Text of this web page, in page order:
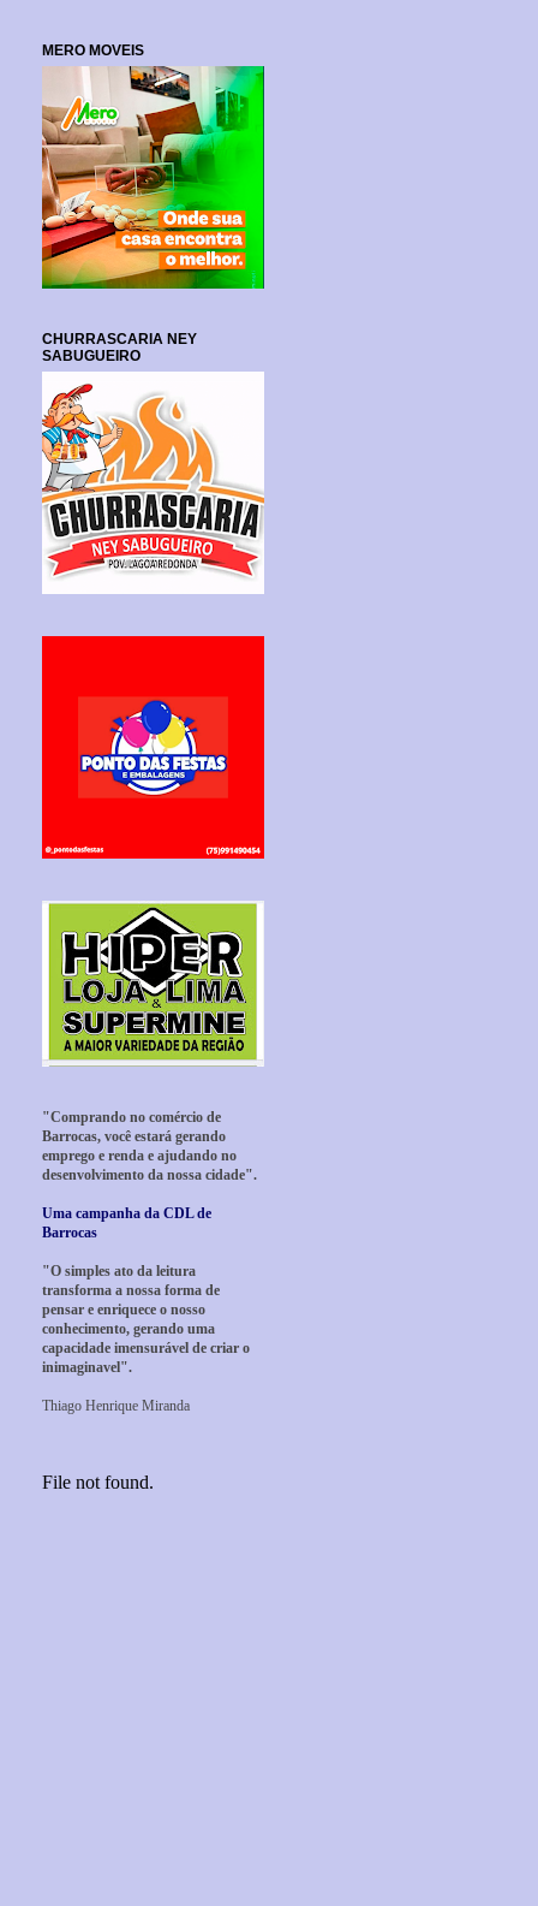
MERO MOVEIS
CHURRASCARIA NEY
SABUGUEIRO
"Comprando no comércio de
Barrocas, você estará gerando
emprego e renda e ajudando no
desenvolvimento da nossa cidade".
Uma campanha da CDL de
Barrocas
"O simples ato da leitura
transforma a nossa forma de
pensar e enriquece o nosso
conhecimento, gerando uma
capacidade imensurável de criar o
inimaginavel".
Thiago Henrique Miranda